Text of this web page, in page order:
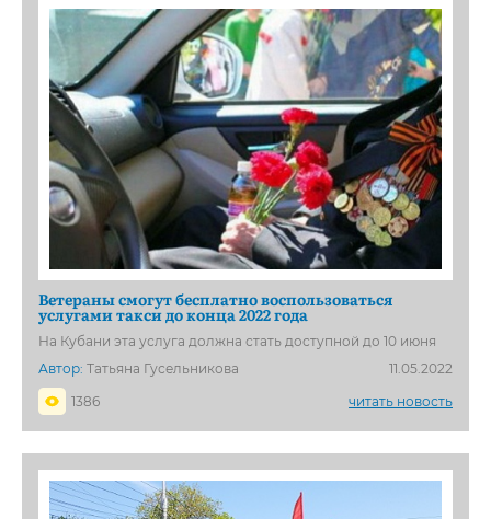
Ветераны смогут бесплатно воспользоваться
услугами такси до конца 2022 года
На Кубани эта услуга должна стать доступной до 10 июня
Автор: Татьяна Гусельникова
11.05.2022
1386
читать новость